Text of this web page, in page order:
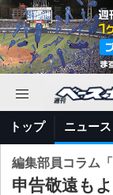
トップ ニュー
編集部員コラム
申告敬遠も